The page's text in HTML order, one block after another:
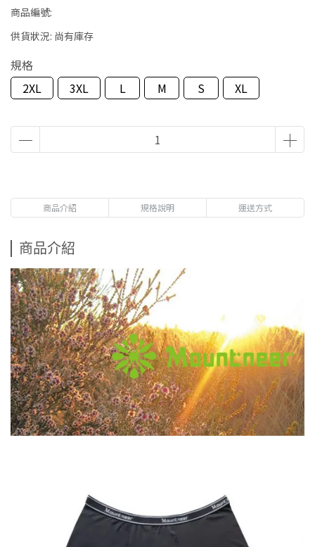
商品編號:
供貨狀況: 尚有庫存
規格
2XL
3XL L M S XL
商品介紹 規格說明 運送方式
商品介紹